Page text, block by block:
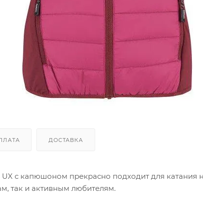
ДОСТАВКА
с капюшоном прекрасно подходит для катания
так и активным любителям.